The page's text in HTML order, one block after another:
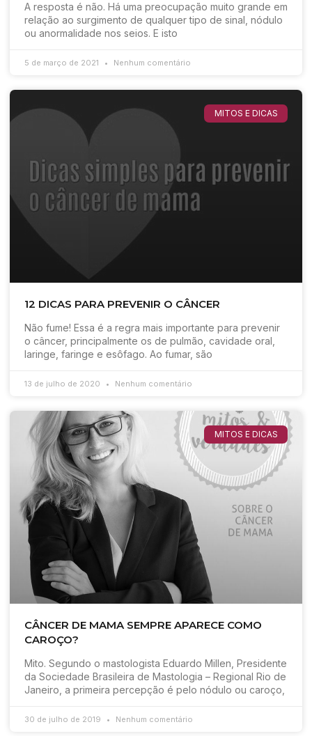
A resposta é não. Há uma preocupação muito grande em
relação ao surgimento de qualquer tipo de sinal, nódulo
ou anormalidade nos seios. E isto
5 de março de 2021 Nenhum comentário
MITOS E DICAS
12 DICAS PARA PREVENIR O CÂNCER
Não fume! Essa é a regra mais importante para prevenir
o câncer, principalmente os de pulmão, cavidade oral,
laringe, faringe e esôfago. Ao fumar, são
13 de julho de 2020 Nenhum comentário
MITOS E DICAS
CÂNCER DE MAMA SEMPRE APARECE COMO
CAROÇO?
Mito. Segundo o mastologista Eduardo Millen, Presidente
da Sociedade Brasileira de Mastologia – Regional Rio de
Janeiro, a primeira percepção é pelo nódulo ou caroço,
30 de julho de 2019 Nenhum comentário